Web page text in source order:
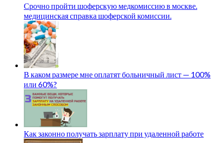
Срочно пройти шоферскую медкомиссию в москве.
медицинская справка шоферской комиссии.
В каком размере мне оплатят больничный лист — 100%
или 60%?
Как законно получать зарплату при удаленной работе